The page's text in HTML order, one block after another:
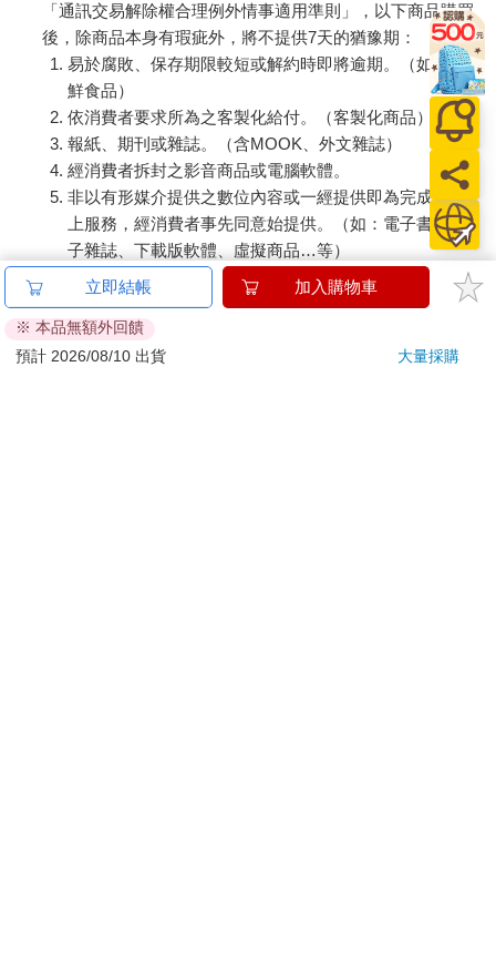
「通訊交易解除權合理例外情事適用準則」，以下商品購買
後，除商品本身有瑕疵外，將不提供7天的猶豫期：
易於腐敗、保存期限較短或解約時即將逾期。（如：生
鮮食品）
依消費者要求所為之客製化給付。（客製化商品）
報紙、期刊或雜誌。（含MOOK、外文雜誌）
經消費者拆封之影音商品或電腦軟體。
非以有形媒介提供之數位內容或一經提供即為完成之線
上服務，經消費者事先同意始提供。（如：電子書、電
子雜誌、下載版軟體、虛擬商品…等）
已拆封之個人衛生用品。（如：內衣褲、刮鬍刀、除毛
刀…等）
若非上列種類商品，均享有到貨7天的猶豫期（含例假
日）。
立即結帳 加入購物車
※ 本品無額外回饋
預計 2026/08/10 出貨
大量採購